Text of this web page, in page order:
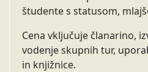
študente s statusom,
Cena vključuje članarino,
vodenje skupnih tur,
in knjižnice.